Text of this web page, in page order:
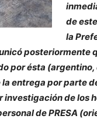
de
la
posteriormente
por ésta (argentino,
entrega por parte
de los
de PRESA